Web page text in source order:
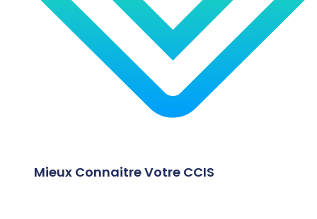
Mieux Connaitre Votre CCIS